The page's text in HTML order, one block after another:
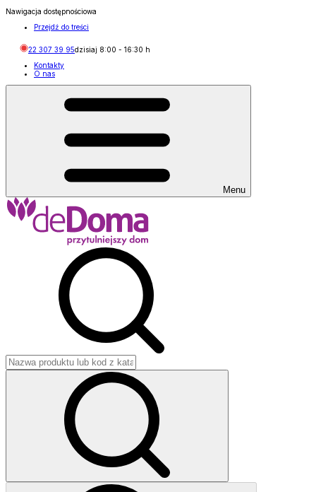
Nawigacja dostępnościowa
Przejdź do treści
22 307 39 95dzisiaj 8:00 - 16:30 h
Kontakty
O nas
Menu